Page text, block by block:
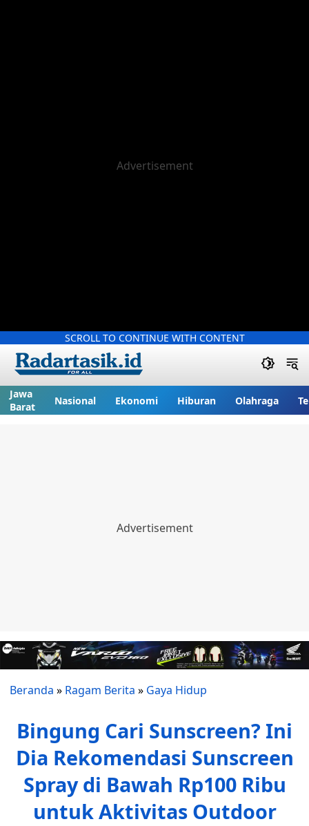
SCROLL TO CONTINUE WITH CONTENT
Jawa
Barat
Nasional Ekonomi Hiburan Olahraga
Beranda » Ragam Berita » Gaya Hidup
Bingung Cari Sunscreen? Ini
Dia Rekomendasi Sunscreen
Spray di Bawah Rp100 Ribu
untuk Aktivitas Outdoor